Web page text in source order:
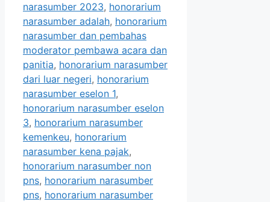
narasumber 2023, honorarium
narasumber adalah, honorarium
narasumber dan pembahas
moderator pembawa acara dan
panitia, honorarium narasumber
dari luar negeri, honorarium
narasumber eselon 1,
honorarium narasumber eselon
3, honorarium narasumber
kemenkeu, honorarium
narasumber kena pajak,
honorarium narasumber non
pns, honorarium narasumber
pns, honorarium narasumber